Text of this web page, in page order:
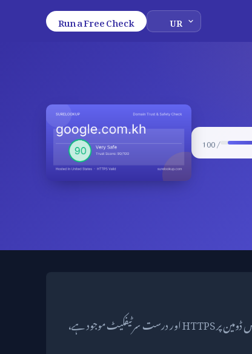
Run a Free Check
/ 100
google.com.kh گوگل کی طرف اشارہ کرتا ہے، جو سرچ، اشتہارات، اینڈرائیڈ، کروم اور کلاؤڈ سروسز کے لیے معروف عالمی ٹیکنالوجی کمپنی ہے۔ اس ڈومین پر HTTPS اور درست سرٹیفکیٹ موجود ہے،